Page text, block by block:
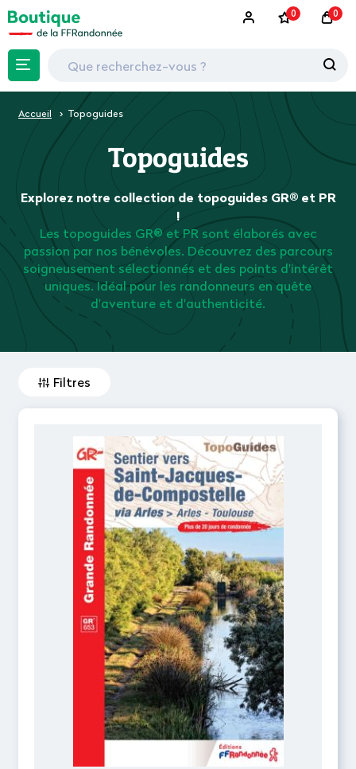
0 0
Accueil Topoguides
Topoguides
Explorez notre collection de topoguides GR® et PR
!
Les topoguides GR® et PR sont élaborés avec
passion par nos bénévoles. Découvrez des parcours
soigneusement sélectionnés et des points d'intérêt
uniques. Idéal pour les randonneurs en quête
d'aventure et d'authenticité.
Filtres